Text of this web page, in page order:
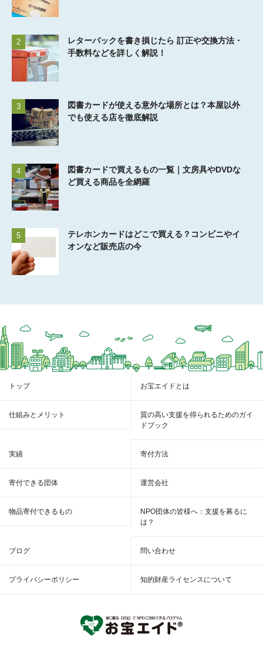
2
レターパックを書き損じたら 訂正や交換方法・
手数料などを詳しく解説！
3
図書カードが使える意外な場所とは？本屋以外
でも使える店を徹底解説
4
図書カードで買えるもの一覧｜文房具やDVDな
ど買える商品を全網羅
5
テレホンカードはどこで買える？コンビニやイ
オンなど販売店の今
トップ お宝エイドとは
仕組みとメリット
質の高い支援を得られるためのガイ
ドブック
実績 寄付方法
寄付できる団体 運営会社
物品寄付できるもの
NPO団体の皆様へ：支援を募るに
は？
ブログ 問い合わせ
プライバシーポリシー 知的財産ライセンスについて